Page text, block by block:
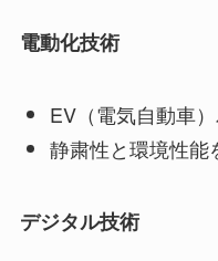
電動化技術
EV（電気自動車
静粛性と環境性能
デジタル技術